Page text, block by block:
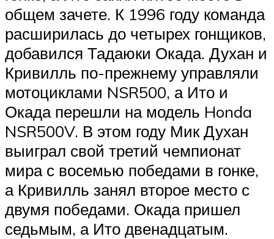
общем зачете. К 1996 году команда
расширилась до четырех гонщиков,
добавился Тадаюки Окада. Духан и
Кривилль по-прежнему управляли
мотоциклами NSR500, а Ито и
Окада перешли на модель Honda
NSR500V. В этом году Мик Духан
выиграл свой третий чемпионат
мира с восемью победами в гонке,
а Кривилль занял второе место с
двумя победами. Окада пришел
седьмым, а Ито двенадцатым.